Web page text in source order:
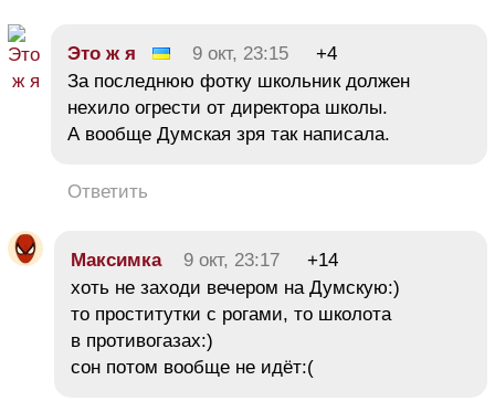
Это ж я 9 окт, 23:15
+4
За последнюю фотку школьник должен
нехило огрести от директора школы.
А вообще Думская зря так написала.
Ответить
Максимка 9 окт, 23:17
+14
хоть не заходи вечером на Думскую:)
то проститутки с рогами, то школота
в противогазах:)
сон потом вообще не идёт:(